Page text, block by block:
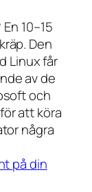
10–15
Den
Linux får
av de
och
att köra
några
på din